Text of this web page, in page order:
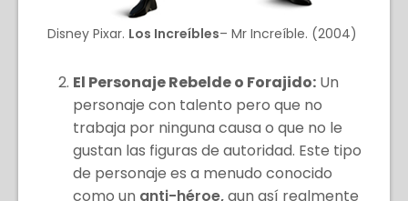
Disney Pixar. Los Increíbles– Mr Increíble. (2004)
El Personaje Rebelde o Forajido: Un
personaje con talento pero que no
trabaja por ninguna causa o que no le
gustan las figuras de autoridad. Este tipo
de personaje es a menudo conocido
como un anti-héroe,aun así realmente